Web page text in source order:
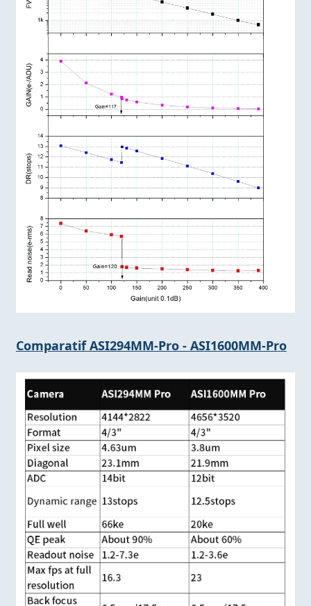
Comparatif ASI294MM-Pro - ASI1600MM-Pro